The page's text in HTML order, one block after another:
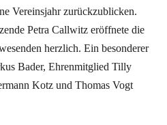
Vereinsjahr zurückzublicken.
Petra Callwitz eröffnete die
herzlich. Ein besonderer
Bader, Ehrenmitglied Tilly
Kotz und Thomas Vogt